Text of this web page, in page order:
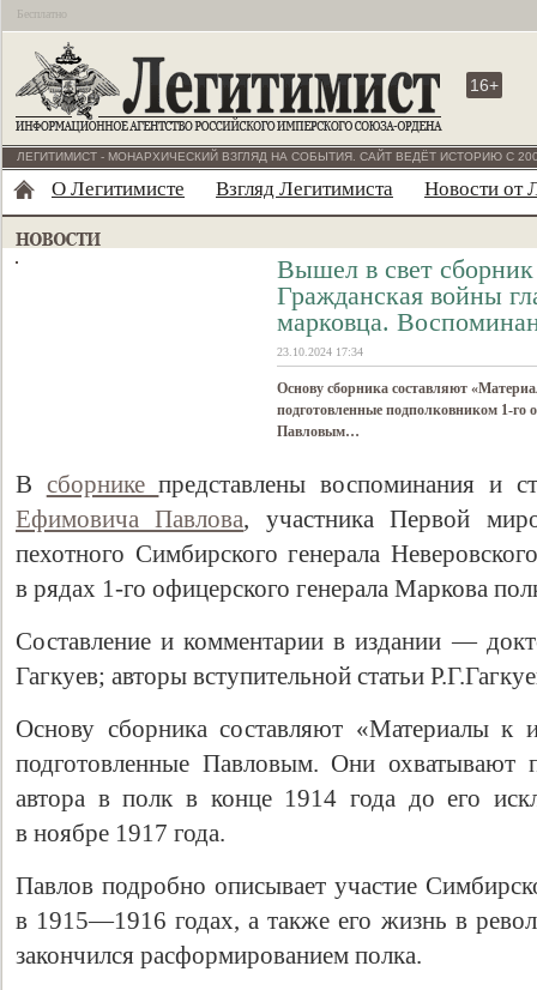
Бесплатно
16+
ЛЕГИТИМИСТ - МОНАРХИЧЕСКИЙ ВЗГЛЯД НА СОБЫТИЯ. САЙТ ВЕДЁТ ИСТОРИЮ С
О Легитимисте Взгляд Легитимиста Новости от
Вышел в свет
Гражданская войны
марковца.
23.10.2024 17:34
Основу сборника составляют
подготовленные подполковником 1-го
Павловым…
В сборникепредставлены воспоминания и
Ефимовича Павлова, участника Первой
пехотного Симбирского генерала
в рядах 1-го офицерского генерала Маркова
Составление и комментарии в издании —
Гагкуев; авторы вступительной статьи
Основу сборника составляют «Материалы к
подготовленные Павловым. Они охватывают
автора в полк в конце 1914 года до его
в ноябре 1917 года.
Павлов подробно описывает участие
в 1915—1916 годах, а также его жизнь в
закончился расформированием полка.